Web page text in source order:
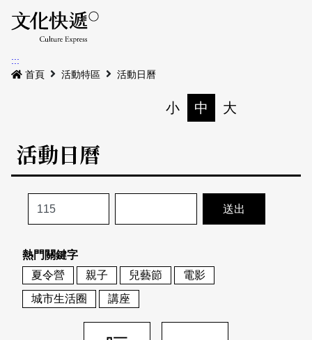
最新公告
本期專題
歷史專題
活動特區
活動列表
地圖搜尋
關於我們
關於我們
刊物索取地點
會員基本資料
刊登活動
網站導覽 English
日本語 登入/註冊
:::
首頁
活動特區 活動日曆
小 中 大
活動日曆
熱門關鍵字
夏令營
親子 兒藝節
電影
城市生活圈
講座